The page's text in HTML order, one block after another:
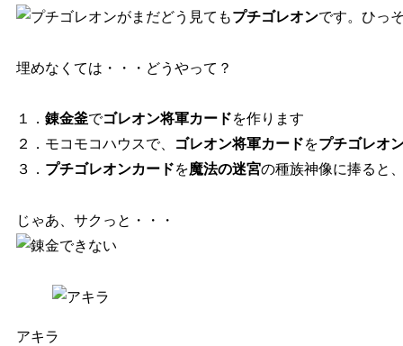
どう見てもプチゴレオンです。ひっ
埋めなくては・・・どうやって？
１． 錬金釜でゴレオン将軍カードを作ります
２．モコモコハウスで、
ゴレオン将軍カードをプチゴレオ
３． プチゴレオンカードを魔法の迷宮の種族神像に捧ると
じゃあ、サクっと・・・
アキラ